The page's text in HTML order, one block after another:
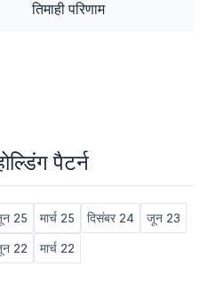
तिमाही परिणाम
पैटर्न
25 मार्च 25 दिसंबर 24
जून 23
22 मार्च 22